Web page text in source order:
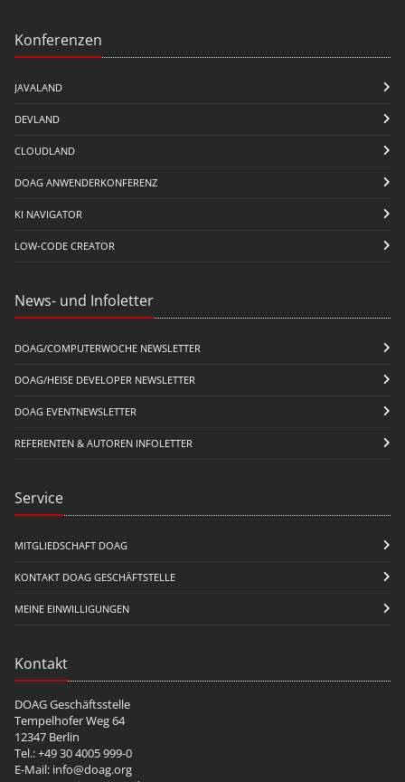
Konferenzen
JAVALAND
DEVLAND
CLOUDLAND
DOAG ANWENDERKONFERENZ
KI NAVIGATOR
LOW-CODE CREATOR
News- und Infoletter
DOAG/COMPUTERWOCHE NEWSLETTER
DOAG/HEISE DEVELOPER NEWSLETTER
DOAG EVENTNEWSLETTER
REFERENTEN & AUTOREN INFOLETTER
Service
MITGLIEDSCHAFT DOAG
KONTAKT DOAG GESCHÄFTSTELLE
MEINE EINWILLIGUNGEN
Kontakt
DOAG Geschäftsstelle
Tempelhofer Weg 64
12347 Berlin
Tel.: +49 30 4005 999-0
E-Mail: info@doag.org